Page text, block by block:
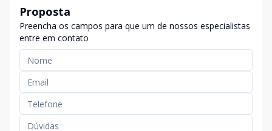
Proposta
Preencha os campos para que um de nossos especialistas
entre em contato